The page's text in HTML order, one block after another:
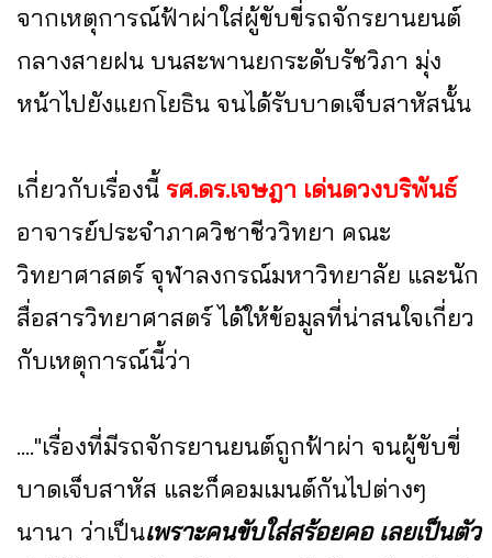
จากเหตุการณ์ฟ้าผ่าใส่ผู้ขับขี่รถจักรยานยนต์
กลางสายฝน บนสะพานยกระดับรัชวิภา มุ่ง
หน้าไปยังแยกโยธิน จนได้รับบาดเจ็บสาหัสนั้น
เกี่ยวกับเรื่องนี้ รศ.ดร.เจษฎา เด่นดวงบริพันธ์
อาจารย์ประจำภาควิชาชีววิทยา คณะ
วิทยาศาสตร์ จุฬาลงกรณ์มหาวิทยาลัย และนัก
สื่อสารวิทยาศาสตร์ ได้ให้ข้อมูลที่น่าสนใจเกี่ยว
กับเหตุการณ์นี้ว่า
...."เรื่องที่มีรถจักรยานยนต์ถูกฟ้าผ่า จนผู้ขับขี่
บาดเจ็บสาหัส และก็คอมเมนต์กันไปต่างๆ
นานา ว่าเป็นเพราะคนขับใส่สร้อยคอ เลยเป็นตัว